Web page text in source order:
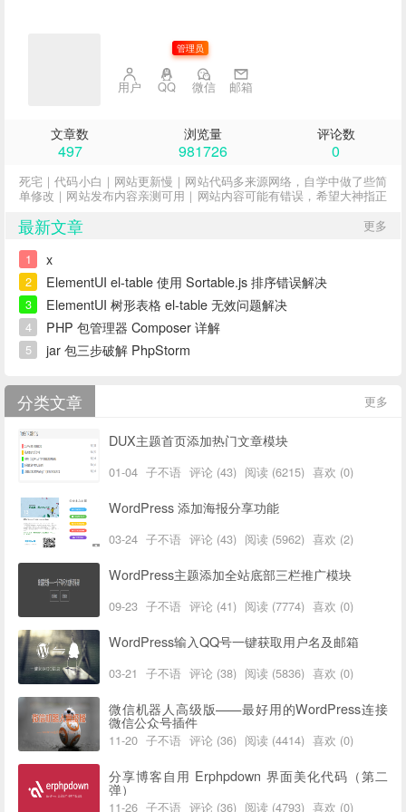
管理员
用户 QQ 微信 邮箱
文章数
497
浏览量
981726
评论数
0
死宅｜代码小白｜网站更新慢｜网站代码多来源网络，自学中做了些简
单修改｜网站发布内容亲测可用｜网站内容可能有错误，希望大神指正
更多
最新文章
1 x
2 ElementUI el-table 使用 Sortable.js 排序错误解决
3 ElementUI 树形表格 el-table 无效问题解决
4 PHP 包管理器 Composer 详解
5 jar 包三步破解 PhpStorm
更多
分类文章
DUX主题首页添加热门文章模块
01-04 子不语 评论 (43) 阅读 (6215) 喜欢 (0)
WordPress 添加海报分享功能
03-24 子不语 评论 (43) 阅读 (5962) 喜欢 (2)
WordPress主题添加全站底部三栏推广模块
09-23 子不语 评论 (41) 阅读 (7774) 喜欢 (0)
WordPress输入QQ号一键获取用户名及邮箱
03-21 子不语 评论 (38) 阅读 (5836) 喜欢 (0)
微信机器人高级版——最好用的WordPress连接
微信公众号插件
11-20 子不语 评论 (36) 阅读 (4414) 喜欢 (0)
分享博客自用 Erphpdown 界面美化代码（第二
弹）
11-26 子不语 评论 (36) 阅读 (4793) 喜欢 (0)